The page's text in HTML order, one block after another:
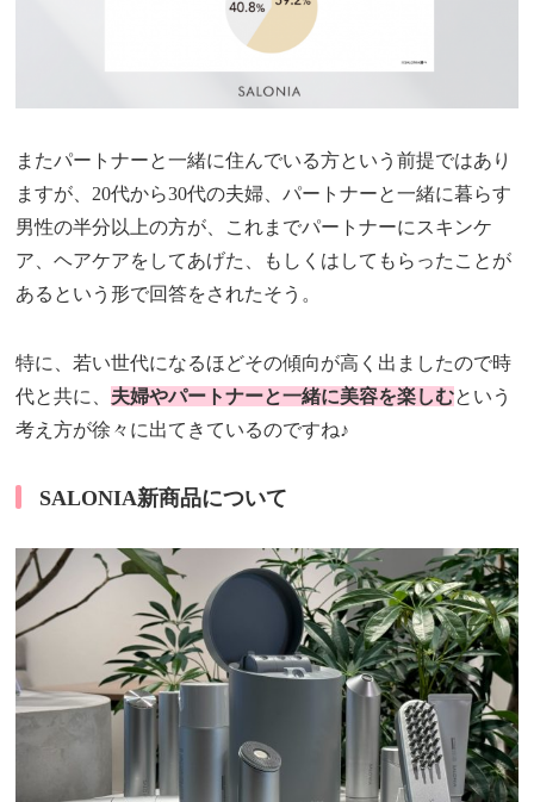
またパートナーと一緒に住んでいる方という前提ではあり
ますが、20代から30代の夫婦、パートナーと一緒に暮らす
男性の半分以上の方が、これまでパートナーにスキンケ
ア、ヘアケアをしてあげた、もしくはしてもらったことが
あるという形で回答をされたそう。
特に、若い世代になるほどその傾向が高く出ましたので時
代と共に、 夫婦やパートナーと一緒に美容を楽しむという
考え方が徐々に出てきているのですね♪
SALONIA新商品について